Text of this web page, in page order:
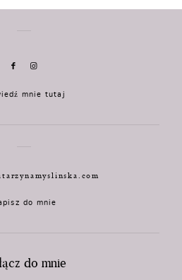
mnie tutaj
do mnie
do mnie